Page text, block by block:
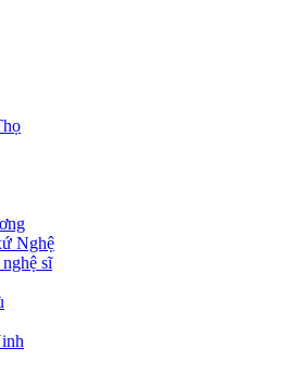
Nghệ
sĩ